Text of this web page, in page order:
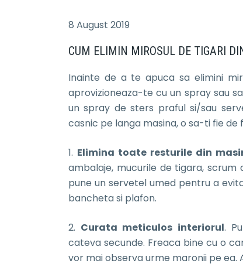
8 August 2019
CUM ELIMIN MIROSUL DE TIGARI
Inainte de a te apuca sa elimini
aprovizioneaza-te cu un spray sau
un spray de sters praful si/sau
casnic pe langa masina, o sa-ti fie de
1. Elimina toate resturile din
ambalaje, mucurile de tigara, scrum
pune un servetel umed pentru a
bancheta si plafon.
2. Curata meticulos interiorul.
cateva secunde. Freaca bine cu o
vor mai observa urme maronii pe